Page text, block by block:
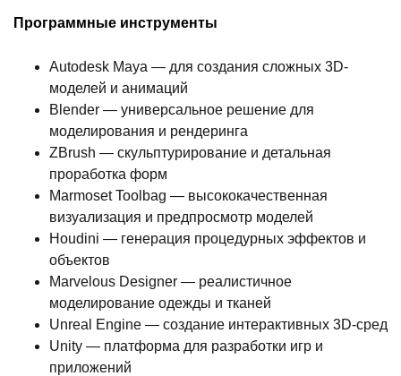
Программные инструменты
Autodesk Maya — для создания сложных 3D-
моделей и анимаций
Blender — универсальное решение для
моделирования и рендеринга
ZBrush — скульптурирование и детальная
проработка форм
Marmoset Toolbag — высококачественная
визуализация и предпросмотр моделей
Houdini — генерация процедурных эффектов и
объектов
Marvelous Designer — реалистичное
моделирование одежды и тканей
Unreal Engine — создание интерактивных 3D-сред
Unity — платформа для разработки игр и
приложений